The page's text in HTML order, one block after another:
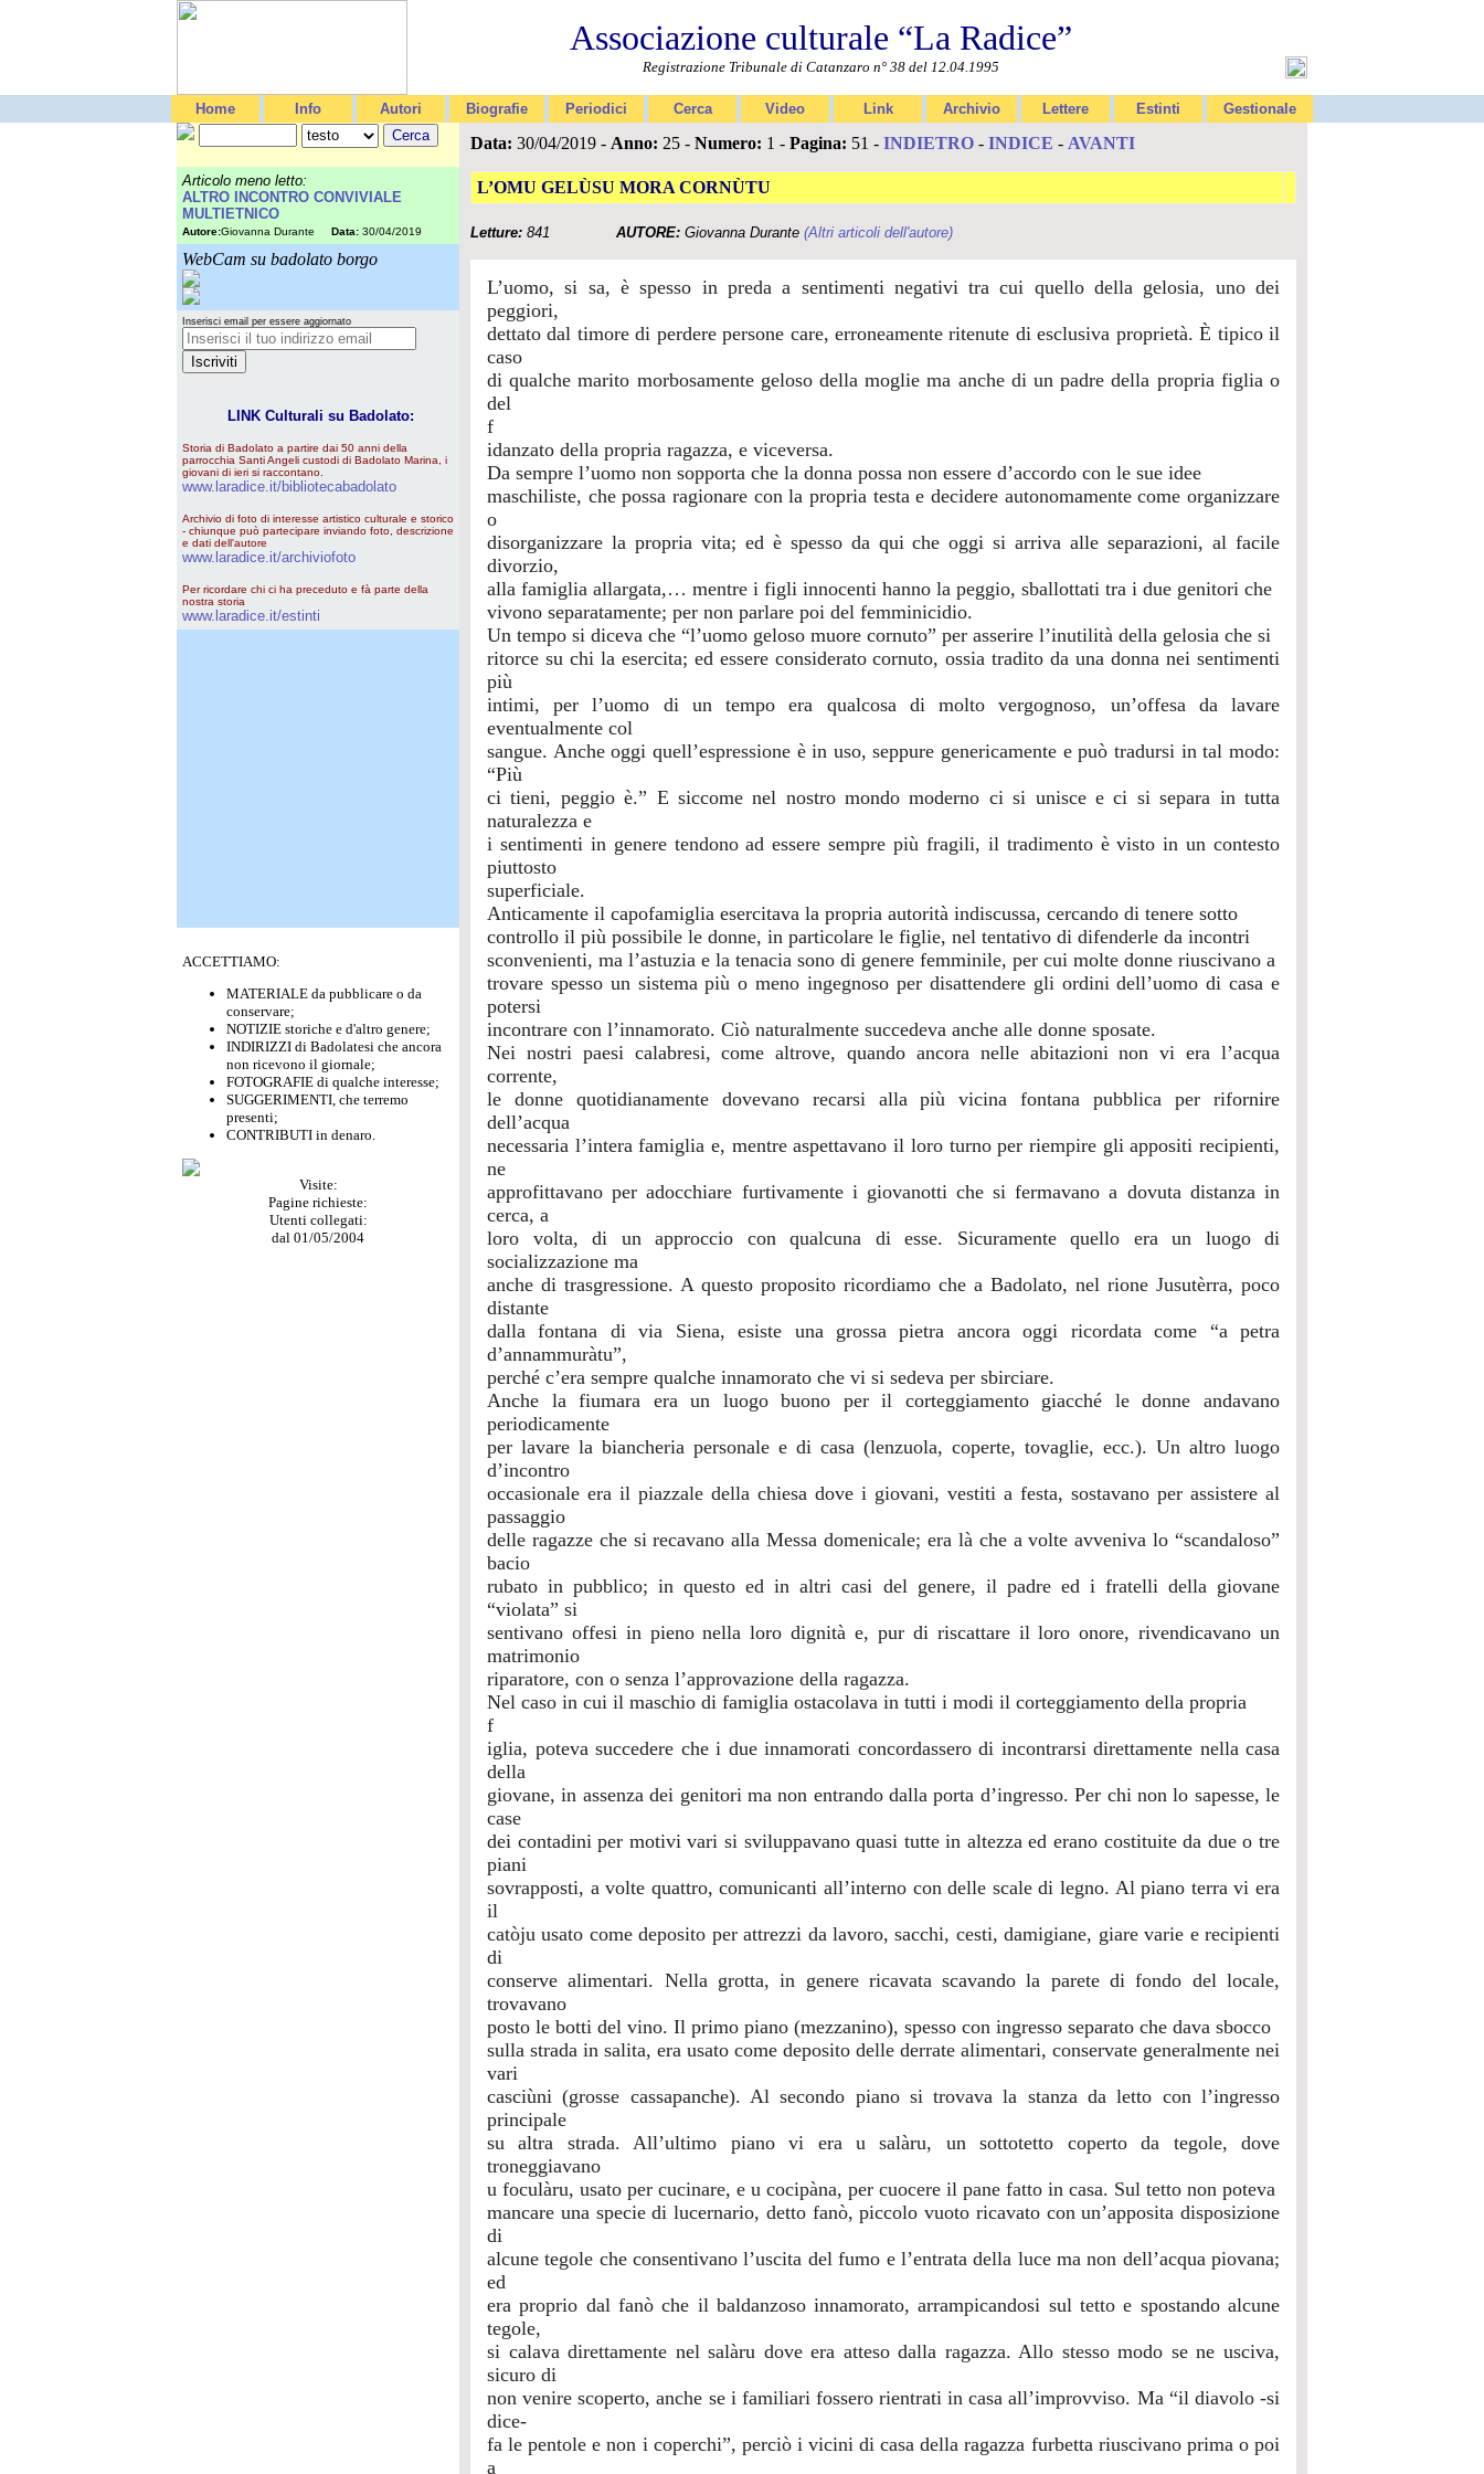
Associazione culturale “La Radice”
Registrazione Tribunale di Catanzaro n° 38 del 12.04.1995
Home Info Autori Biografie Periodici Cerca Video Link Archivio Lettere Estinti Gestionale
Articolo meno letto:
ALTRO INCONTRO CONVIVIALE
MULTIETNICO
Autore:Giovanna Durante Data: 30/04/2019
WebCam su badolato borgo
Inserisci email per essere aggiornato
LINK Culturali su Badolato:
Storia di Badolato a partire dai 50 anni della
parrocchia Santi Angeli custodi di Badolato Marina, i
giovani di ieri si raccontano.
www.laradice.it/bibliotecabadolato
Archivio di foto di interesse artistico culturale e storico
- chiunque può partecipare inviando foto, descrizione
e dati dell'autore
www.laradice.it/archiviofoto
Per ricordare chi ci ha preceduto e fà parte della
nostra storia
www.laradice.it/estinti
ACCETTIAMO:
MATERIALE da pubblicare o da
conservare;
NOTIZIE storiche e d'altro genere;
INDIRIZZI di Badolatesi che ancora
non ricevono il giornale;
FOTOGRAFIE di qualche interesse;
SUGGERIMENTI, che terremo
presenti;
CONTRIBUTI in denaro.
Visite:
Pagine richieste:
Utenti collegati:
dal 01/05/2004
Data: 30/04/2019 - Anno: 25 - Numero: 1 - Pagina: 51 - INDIETRO - INDICE - AVANTI
L’OMU GELÙSU MORA CORNÙTU
Letture: 841 AUTORE: Giovanna Durante (Altri articoli dell'autore)
L’uomo, si sa, è spesso in preda a sentimenti negativi tra cui quello della gelosia, uno dei
peggiori,
dettato dal timore di perdere persone care, erroneamente ritenute di esclusiva proprietà. È tipico il
caso
di qualche marito morbosamente geloso della moglie ma anche di un padre della propria figlia o
del
f
idanzato della propria ragazza, e viceversa.
Da sempre l’uomo non sopporta che la donna possa non essere d’accordo con le sue idee
maschiliste, che possa ragionare con la propria testa e decidere autonomamente come organizzare
o
disorganizzare la propria vita; ed è spesso da qui che oggi si arriva alle separazioni, al facile
divorzio,
alla famiglia allargata,… mentre i figli innocenti hanno la peggio, sballottati tra i due genitori che
vivono separatamente; per non parlare poi del femminicidio.
Un tempo si diceva che “l’uomo geloso muore cornuto” per asserire l’inutilità della gelosia che si
ritorce su chi la esercita; ed essere considerato cornuto, ossia tradito da una donna nei sentimenti
più
intimi, per l’uomo di un tempo era qualcosa di molto vergognoso, un’offesa da lavare
eventualmente col
sangue. Anche oggi quell’espressione è in uso, seppure genericamente e può tradursi in tal modo:
“Più
ci tieni, peggio è.” E siccome nel nostro mondo moderno ci si unisce e ci si separa in tutta
naturalezza e
i sentimenti in genere tendono ad essere sempre più fragili, il tradimento è visto in un contesto
piuttosto
superficiale.
Anticamente il capofamiglia esercitava la propria autorità indiscussa, cercando di tenere sotto
controllo il più possibile le donne, in particolare le figlie, nel tentativo di difenderle da incontri
sconvenienti, ma l’astuzia e la tenacia sono di genere femminile, per cui molte donne riuscivano a
trovare spesso un sistema più o meno ingegnoso per disattendere gli ordini dell’uomo di casa e
potersi
incontrare con l’innamorato. Ciò naturalmente succedeva anche alle donne sposate.
Nei nostri paesi calabresi, come altrove, quando ancora nelle abitazioni non vi era l’acqua
corrente,
le donne quotidianamente dovevano recarsi alla più vicina fontana pubblica per rifornire
dell’acqua
necessaria l’intera famiglia e, mentre aspettavano il loro turno per riempire gli appositi recipienti,
ne
approfittavano per adocchiare furtivamente i giovanotti che si fermavano a dovuta distanza in
cerca, a
loro volta, di un approccio con qualcuna di esse. Sicuramente quello era un luogo di
socializzazione ma
anche di trasgressione. A questo proposito ricordiamo che a Badolato, nel rione Jusutèrra, poco
distante
dalla fontana di via Siena, esiste una grossa pietra ancora oggi ricordata come “a petra
d’annammuràtu”,
perché c’era sempre qualche innamorato che vi si sedeva per sbirciare.
Anche la fiumara era un luogo buono per il corteggiamento giacché le donne andavano
periodicamente
per lavare la biancheria personale e di casa (lenzuola, coperte, tovaglie, ecc.). Un altro luogo
d’incontro
occasionale era il piazzale della chiesa dove i giovani, vestiti a festa, sostavano per assistere al
passaggio
delle ragazze che si recavano alla Messa domenicale; era là che a volte avveniva lo “scandaloso”
bacio
rubato in pubblico; in questo ed in altri casi del genere, il padre ed i fratelli della giovane
“violata” si
sentivano offesi in pieno nella loro dignità e, pur di riscattare il loro onore, rivendicavano un
matrimonio
riparatore, con o senza l’approvazione della ragazza.
Nel caso in cui il maschio di famiglia ostacolava in tutti i modi il corteggiamento della propria
f
iglia, poteva succedere che i due innamorati concordassero di incontrarsi direttamente nella casa
della
giovane, in assenza dei genitori ma non entrando dalla porta d’ingresso. Per chi non lo sapesse, le
case
dei contadini per motivi vari si sviluppavano quasi tutte in altezza ed erano costituite da due o tre
piani
sovrapposti, a volte quattro, comunicanti all’interno con delle scale di legno. Al piano terra vi era
il
catòju usato come deposito per attrezzi da lavoro, sacchi, cesti, damigiane, giare varie e recipienti
di
conserve alimentari. Nella grotta, in genere ricavata scavando la parete di fondo del locale,
trovavano
posto le botti del vino. Il primo piano (mezzanino), spesso con ingresso separato che dava sbocco
sulla strada in salita, era usato come deposito delle derrate alimentari, conservate generalmente nei
vari
casciùni (grosse cassapanche). Al secondo piano si trovava la stanza da letto con l’ingresso
principale
su altra strada. All’ultimo piano vi era u salàru, un sottotetto coperto da tegole, dove
troneggiavano
u foculàru, usato per cucinare, e u cocipàna, per cuocere il pane fatto in casa. Sul tetto non poteva
mancare una specie di lucernario, detto fanò, piccolo vuoto ricavato con un’apposita disposizione
di
alcune tegole che consentivano l’uscita del fumo e l’entrata della luce ma non dell’acqua piovana;
ed
era proprio dal fanò che il baldanzoso innamorato, arrampicandosi sul tetto e spostando alcune
tegole,
si calava direttamente nel salàru dove era atteso dalla ragazza. Allo stesso modo se ne usciva,
sicuro di
non venire scoperto, anche se i familiari fossero rientrati in casa all’improvviso. Ma “il diavolo -si
dice-
fa le pentole e non i coperchi”, perciò i vicini di casa della ragazza furbetta riuscivano prima o poi
a